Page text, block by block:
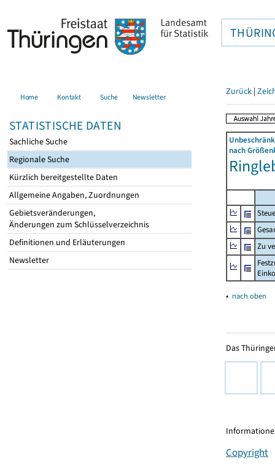
Home Kontakt Suche Newsletter
STATISTISCHE DATEN
Sachliche Suche
Regionale Suche
Kürzlich bereitgestellte Daten
Allgemeine Angaben, Zuordnungen
Gebietsveränderungen,
Änderungen zum Schlüsselverzeichnis
Definitionen und Erläuterungen
Newsletter
Zurück |
nach
Zu
▴ nach oben
Das
Copyright